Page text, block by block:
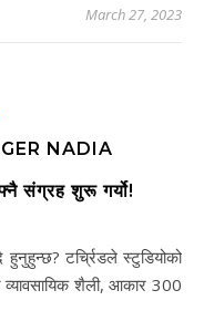
March 27, 2023
NADIA
संग्रह शुरू गर्यो!
शैली, आकार 300